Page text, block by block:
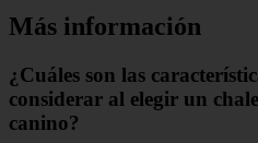
Más información
¿Cuáles son las
considerar al elegir un
canino?